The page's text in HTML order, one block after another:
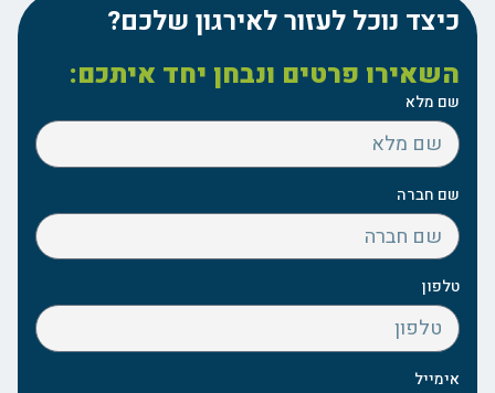
כיצד נוכל לעזור לאירגון שלכם?
השאירו פרטים ונבחן יחד איתכם:
שם מלא
שם חברה
טלפון
אימייל